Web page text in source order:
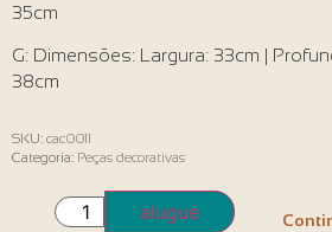
35cm
G: Dimensões: Largura: 33cm |
38cm
SKU: cac0011
Categoria: Peças decorativas
alugue